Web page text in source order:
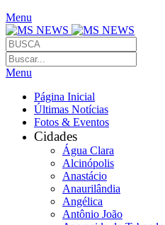
Menu
Menu
Página Inicial
Últimas Notícias
Fotos & Eventos
Cidades
Água Clara
Alcinópolis
Anastácio
Anaurilândia
Angélica
Antônio João